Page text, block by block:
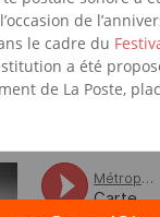
de
le cadre du
a été
de La Poste,